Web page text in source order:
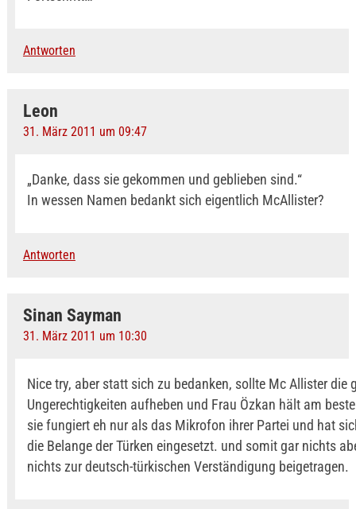
Antworten
Leon
31. März 2011 um 09:47
„Danke, dass sie gekommen und geblieben sind.“
In wessen Namen bedankt sich eigentlich McAllister?
Antworten
Sinan Sayman
31. März 2011 um 10:30
Nice try, aber statt sich zu bedanken, sollte Mc Allister die
Ungerechtigkeiten aufheben und Frau Özkan hält am
sie fungiert eh nur als das Mikrofon ihrer Partei und hat
die Belange der Türken eingesetzt. und somit gar nichts
nichts zur deutsch-türkischen Verständigung beigetragen.